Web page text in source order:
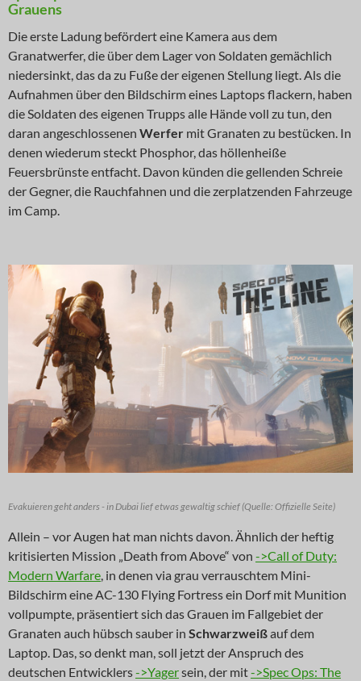
Grauens
Die erste Ladung befördert eine Kamera aus dem
Granatwerfer, die über dem Lager von Soldaten gemächlich
niedersinkt, das da zu Fuße der eigenen Stellung liegt. Als die
Aufnahmen über den Bildschirm eines Laptops flackern, haben
die Soldaten des eigenen Trupps alle Hände voll zu tun, den
daran angeschlossenen Werfer mit Granaten zu bestücken. In
denen wiederum steckt Phosphor, das höllenheiße
Feuersbrünste entfacht. Davon künden die gellenden Schreie
der Gegner, die Rauchfahnen und die zerplatzenden Fahrzeuge
im Camp.
Evakuieren geht anders - in Dubai lief etwas gewaltig schief (Quelle: Offizielle Seite)
Allein – vor Augen hat man nichts davon. Ähnlich der heftig
kritisierten Mission „Death from Above“ von ->Call of Duty:
Modern Warfare, in denen via grau verrauschtem Mini-
Bildschirm eine AC-130 Flying Fortress ein Dorf mit Munition
vollpumpte, präsentiert sich das Grauen im Fallgebiet der
Granaten auch hübsch sauber in Schwarzweißauf dem
Laptop. Das, so denkt man, soll jetzt der Anspruch des
deutschen Entwicklers->Yagersein, der mit->Spec Ops: The